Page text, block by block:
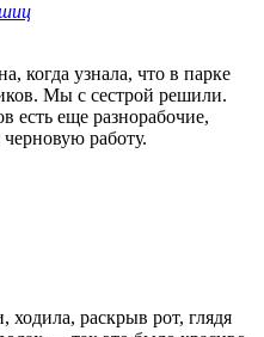
когда узнала, что в парке
Мы с сестрой решили.
есть еще разнорабочие,
работу.
ходила, раскрыв рот, глядя